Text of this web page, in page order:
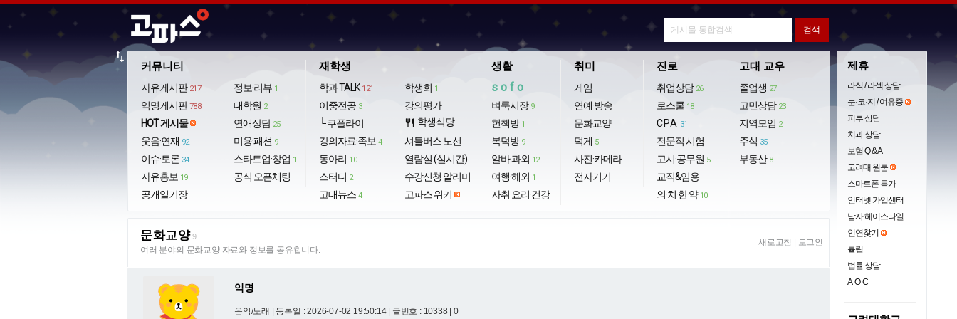
커뮤니티
자유게시판 217
익명게시판 788
HOT 게시물
웃음·연재 92
이슈·토론 34
자유홍보 19
공개일기장
정보·리뷰 1
대학원 2
연애상담 25
미용·패션 9
스타트업·창업 1
공식 오픈채팅
재학생
학과 TALK 121
이중전공 3
└ 쿠플라이
강의자료·족보 4
동아리 10
스터디 2
고대뉴스 4
학생회 1
강의평가
restaurant 학생식당
셔틀버스 노선
열람실 (실시간)
수강신청 알리미
고파스 위키
생활
sofo
벼룩시장 9
헌책방 1
복덕방 9
알바·과외 12
여행·해외 1
자취·요리·건강
취미
게임
연예·방송
문화교양
덕게 5
사진·카메라
전자기기
진로
취업상담 26
로스쿨 18
CPA 31
전문직 시험
고시·공무원 5
교직&임용
의·치·한·약 10
고대 교우
졸업생 27
고민상담 23
지역모임 2
주식 35
부동산 8
import_export
문화교양 9
여러 분야의 문화교양 자료와 정보를 공유합니다.
새로고침 로그인
익명
음악/노래 | 등록일 : 2026-07-02 19:50:14 | 글번호 : 10338 | 0
제휴
라식 / 라섹 상담
눈·코·지 / 여유증
피부 상담
치과 상담
보험 Q & A
고려대 원룸
스마트폰 특가
인터넷 가입센터
남자 헤어스타일
인연찾기
튤립
법률 상담
AOC